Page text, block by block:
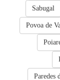
Sabugal
Povoa de
Paredes